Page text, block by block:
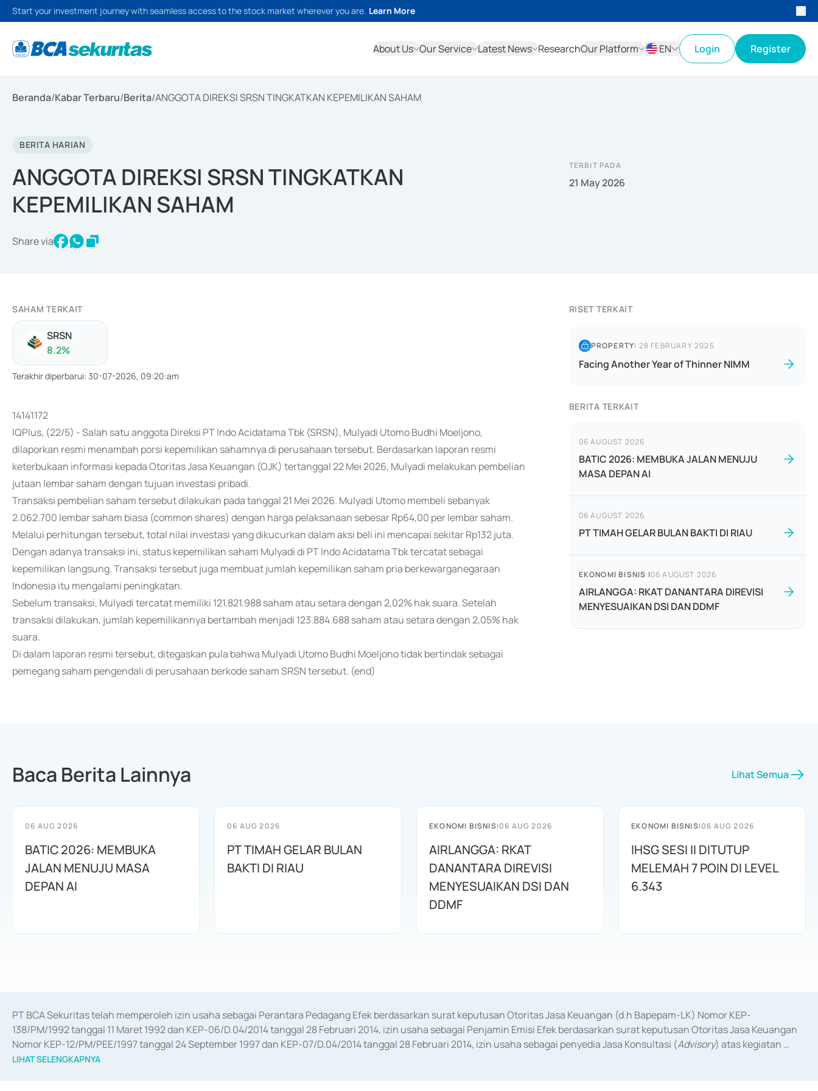
Start your investment journey with seamless access to the stock market wherever you are. Learn More
About Us Our Service Latest News ResearchOur Platform
EN
Login Register
Beranda/Kabar Terbaru/Berita/ANGGOTA DIREKSI SRSN TINGKATKAN KEPEMILIKAN SAHAM
BERITA HARIAN
ANGGOTA DIREKSI SRSN TINGKATKAN
KEPEMILIKAN SAHAM
Share via
TERBIT PADA
21 May 2026
SAHAM TERKAIT
SRSN
8.2%
Terakhir diperbarui: 30-07-2026, 09:20:am
14141172
IQPlus, (22/5) - Salah satu anggota Direksi PT Indo Acidatama Tbk (SRSN), Mulyadi Utomo Budhi Moeljono,
dilaporkan resmi menambah porsi kepemilikan sahamnya di perusahaan tersebut. Berdasarkan laporan resmi
keterbukaan informasi kepada Otoritas Jasa Keuangan (OJK) tertanggal 22 Mei 2026, Mulyadi melakukan pembelian
jutaan lembar saham dengan tujuan investasi pribadi.
Transaksi pembelian saham tersebut dilakukan pada tanggal 21 Mei 2026. Mulyadi Utomo membeli sebanyak
2.062.700 lembar saham biasa (common shares) dengan harga pelaksanaan sebesar Rp64,00 per lembar saham.
Melalui perhitungan tersebut, total nilai investasi yang dikucurkan dalam aksi beli ini mencapai sekitar Rp132 juta.
Dengan adanya transaksi ini, status kepemilikan saham Mulyadi di PT Indo Acidatama Tbk tercatat sebagai
kepemilikan langsung. Transaksi tersebut juga membuat jumlah kepemilikan saham pria berkewarganegaraan
Indonesia itu mengalami peningkatan.
Sebelum transaksi, Mulyadi tercatat memiliki 121.821.988 saham atau setara dengan 2,02% hak suara. Setelah
transaksi dilakukan, jumlah kepemilikannya bertambah menjadi 123.884.688 saham atau setara dengan 2,05% hak
suara.
Di dalam laporan resmi tersebut, ditegaskan pula bahwa Mulyadi Utomo Budhi Moeljono tidak bertindak sebagai
pemegang saham pengendali di perusahaan berkode saham SRSN tersebut. (end)
RISET TERKAIT
PROPERTY| 28 FEBRUARY 2025
Facing Another Year of Thinner NIMM
BERITA TERKAIT
06 AUGUST 2026
BATIC 2026: MEMBUKA JALAN MENUJU
MASA DEPAN AI
06 AUGUST 2026
PT TIMAH GELAR BULAN BAKTI DI RIAU
EKONOMI BISNIS |06 AUGUST 2026
AIRLANGGA: RKAT DANANTARA DIREVISI
MENYESUAIKAN DSI DAN DDMF
Baca Berita Lainnya Lihat Semua
06 AUG 2026
BATIC 2026: MEMBUKA
JALAN MENUJU MASA
DEPAN AI
06 AUG 2026
PT TIMAH GELAR BULAN
BAKTI DI RIAU
EKONOMI BISNIS|06 AUG 2026
AIRLANGGA: RKAT
DANANTARA DIREVISI
MENYESUAIKAN DSI DAN
DDMF
EKONOMI BISNIS|06 AUG 2026
IHSG SESI II DITUTUP
MELEMAH 7 POIN DI LEVEL
6.343
PT BCA Sekuritas telah memperoleh izin usaha sebagai Perantara Pedagang Efek berdasarkan surat keputusan Otoritas Jasa Keuangan (d.h Bapepam-LK) Nomor KEP-
138/PM/1992 tanggal 11 Maret 1992 dan KEP-06/D.04/2014 tanggal 28 Februari 2014, izin usaha sebagai Penjamin Emisi Efek berdasarkan surat keputusan Otoritas Jasa Keuangan
Nomor KEP-12/PM/PEE/1997 tanggal 24 September 1997 dan KEP-07/D.04/2014 tanggal 28 Februari 2014, izin usaha sebagai penyedia Jasa Konsultasi (Advisory) atas kegiatan
merger, akuisisi, divestasi, dan
LIHAT SELENGKAPNYA